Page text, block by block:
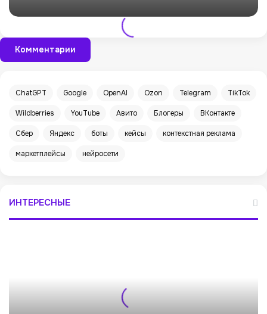
Комментарии
ChatGPT Google OpenAI Ozon Telegram TikTok
Wildberries YouTube Авито Блогеры ВКонтакте
Сбер Яндекс боты кейсы контекстная реклама
маркетплейсы нейросети
ИНТЕРЕСНЫЕ